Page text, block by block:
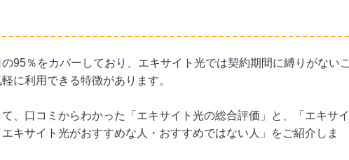
95％をカバーしており、エキサイト光では契約期間に縛りがないこ
に利用できる特徴があります。
、口コミからわかった「エキサイト光の総合評価」と、「エキサイ
キサイト光がおすすめな人・おすすめではない人」をご紹介しま